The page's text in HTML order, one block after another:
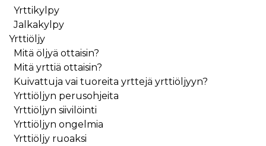
Yrttikylpy
Jalkakylpy
Yrttiöljy
Mitä öljyä ottaisin?
Mitä yrttiä ottaisin?
Kuivattuja vai tuoreita yrttejä yrttiöljyyn?
Yrttiöljyn perusohjeita
Yrttiöljyn siivilöinti
Yrttiöljyn ongelmia
Yrttiöljy ruoaksi